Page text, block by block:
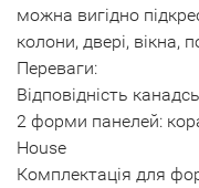
можна вигідно
колони, двері, вікна,
Переваги:
​​Відповідність
2 форми панелей:
House
Комплектація для